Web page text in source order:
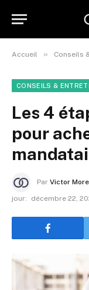
Accueil » Conseils
CONSEILS &
Les 4
pour
Par Victor
jour:
décembre 22,